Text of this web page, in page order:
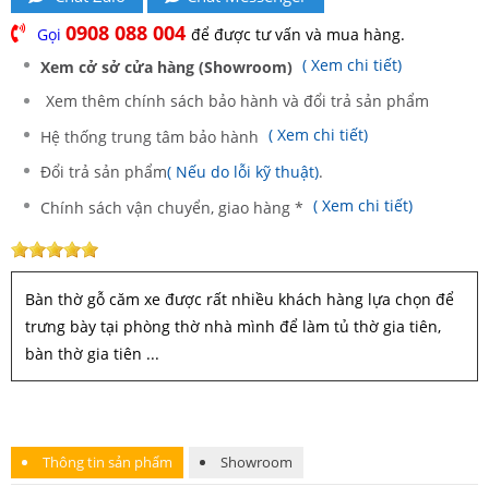
Gọi 0908 088 004 để được tư vấn và mua hàng.
Xem cở sở cửa hàng (Showroom) ( Xem chi tiết)
Xem thêm chính sách bảo hành và đổi trả sản phẩm
Hệ thống trung tâm bảo hành ( Xem chi tiết)
Đổi trả sản phẩm( Nếu do lỗi kỹ thuật).
Chính sách vận chuyển, giao hàng * ( Xem chi tiết)
Bàn thờ gỗ căm xe được rất nhiều khách hàng lựa chọn để
trưng bày tại phòng thờ nhà mình để làm tủ thờ gia tiên,
bàn thờ gia tiên ...
Thông tin sản phẩm Showroom